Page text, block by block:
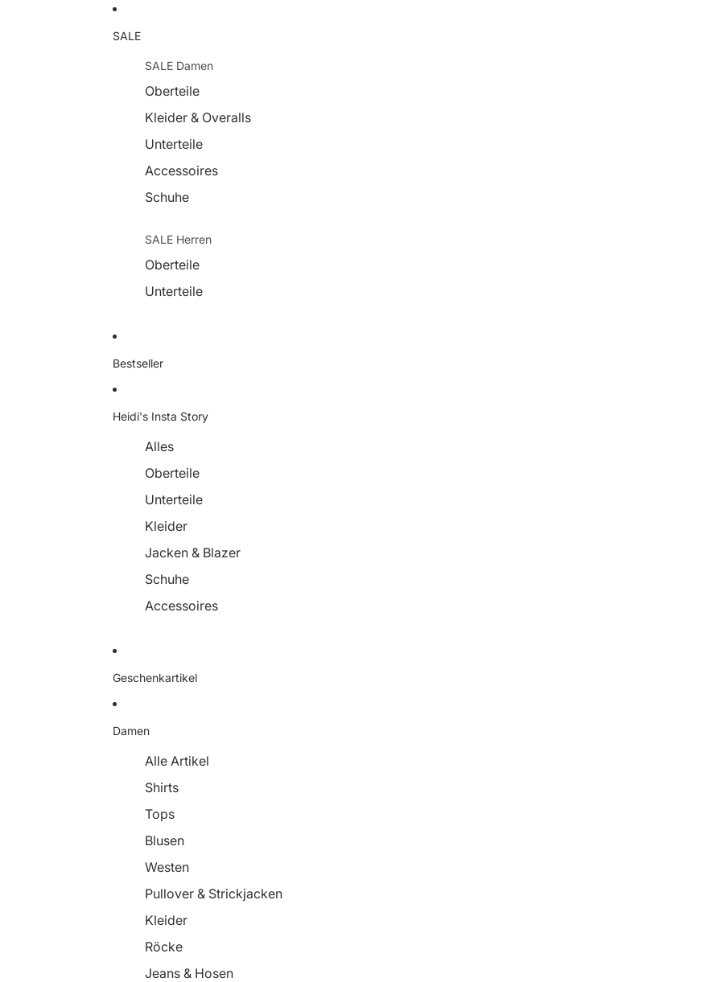
SALE
SALE Damen
Oberteile
Kleider & Overalls
Unterteile
Accessoires
Schuhe
SALE Herren
Oberteile
Unterteile
Bestseller
Heidi's Insta Story
Alles
Oberteile
Unterteile
Kleider
Jacken & Blazer
Schuhe
Accessoires
Geschenkartikel
Damen
Alle Artikel
Shirts
Tops
Blusen
Westen
Pullover & Strickjacken
Kleider
Röcke
Jeans & Hosen